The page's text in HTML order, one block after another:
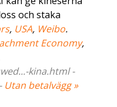
och staka
, USA, Weibo.
Economy,
kina.html -
Utan betalvägg »